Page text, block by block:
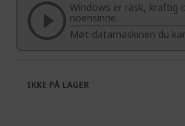
images
gallery
the
images
gallery
Windows er rask, kraftig
noensinne.
Møt datamaskinen du
IKKE PÅ LAGER